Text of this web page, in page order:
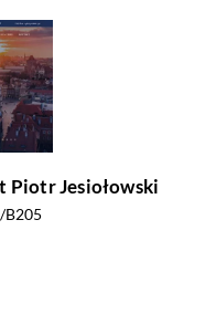
Piotr Jesiołowski
B205